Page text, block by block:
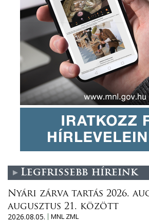
Legfrissebb híreink
Nyári zárva tartás 2026.
augusztus 21. között
2026.08.05.
MNL ZML